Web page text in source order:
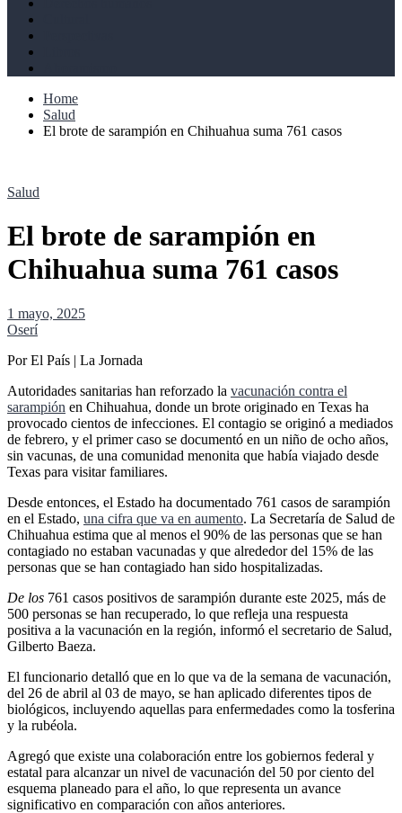
Home
Salud
El brote de sarampión en Chihuahua suma 761 casos
Salud
El brote de sarampión en
Chihuahua suma 761 casos
1 mayo, 2025
Oserí
Por El País | La Jornada
Autoridades sanitarias han reforzado la vacunación contra el
sarampión en Chihuahua, donde un brote originado en Texas ha
provocado cientos de infecciones. El contagio se originó a mediados
de febrero, y el primer caso se documentó en un niño de ocho años,
sin vacunas, de una comunidad menonita que había viajado desde
Texas para visitar familiares.
Desde entonces, el Estado ha documentado 761 casos de sarampión
en el Estado, una cifra que va en aumento. La Secretaría de Salud de
Chihuahua estima que al menos el 90% de las personas que se han
contagiado no estaban vacunadas y que alrededor del 15% de las
personas que se han contagiado han sido hospitalizadas.
De los 761 casos positivos de sarampión durante este 2025, más de
500 personas se han recuperado, lo que refleja una respuesta
positiva a la vacunación en la región, informó el secretario de Salud,
Gilberto Baeza.
El funcionario detalló que en lo que va de la semana de vacunación,
del 26 de abril al 03 de mayo, se han aplicado diferentes tipos de
biológicos, incluyendo aquellas para enfermedades como la tosferina
y la rubéola.
Agregó que existe una colaboración entre los gobiernos federal y
estatal para alcanzar un nivel de vacunación del 50 por ciento del
esquema planeado para el año, lo que representa un avance
significativo en comparación con años anteriores.